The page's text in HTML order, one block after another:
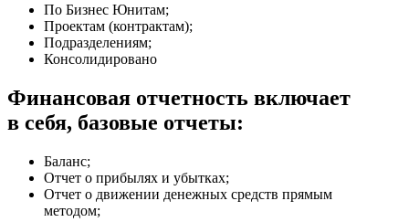
По Бизнес Юнитам;
Проектам (контрактам);
Подразделениям;
Консолидировано
Финансовая отчетность включает
в себя, базовые отчеты:
Баланс;
Отчет о прибылях и убытках;
Отчет о движении денежных средств прямым
методом;